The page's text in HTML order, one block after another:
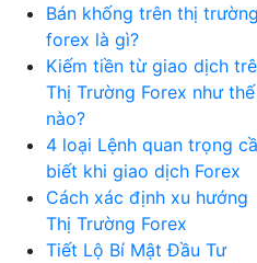
Bán khống trên thị trường
forex là gì?
Kiếm tiền từ giao dịch
Thị Trường Forex như thế
nào?
4 loại Lệnh quan trọng
biết khi giao dịch Forex
Cách xác định xu hướng
Thị Trường Forex
Tiết Lộ Bí Mật Đầu Tư